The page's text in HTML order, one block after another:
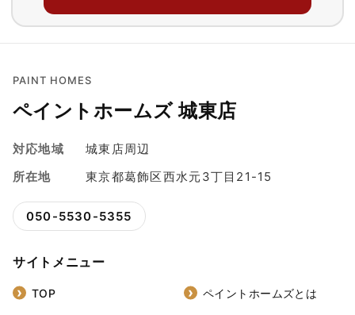
PAINT HOMES
ペイントホームズ 城東店
対応地域
城東店周辺
所在地
東京都葛飾区西水元3丁目21-15
050-5530-5355
サイトメニュー
TOP ペイントホームズとは